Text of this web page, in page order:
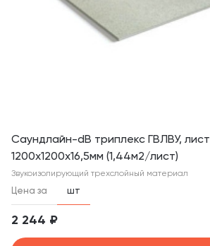
Саундлайн-dB триплекс ГВЛВУ, лист
1200х1200х16,5мм (1,44м2/лист)
Звукоизолирующий трехслойный материал
Цена за шт
2 244 ₽